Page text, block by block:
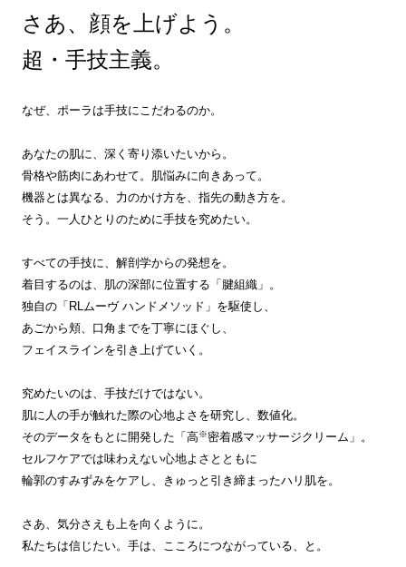
さあ、顔を上げよう。
超・手技主義。
なぜ、ポーラは手技にこだわるのか。
あなたの肌に、深く寄り添いたいから。
骨格や筋肉にあわせて。肌悩みに向きあって。
機器とは異なる、力のかけ方を、指先の動き方を。
そう。一人ひとりのために手技を究めたい。
すべての手技に、解剖学からの発想を。
着目するのは、肌の深部に位置する「腱組織」。
独自の「RLムーヴ ハンドメソッド」を駆使し、
あごから頬、口角までを丁寧にほぐし、
フェイスラインを引き上げていく。
究めたいのは、手技だけではない。
肌に人の手が触れた際の心地よさを研究し、数値化。
そのデータをもとに開発した「高※密着感マッサージクリーム」。
セルフケアでは味わえない心地よさとともに
輪郭のすみずみをケアし、きゅっと引き締まったハリ肌を。
さあ、気分さえも上を向くように。
私たちは信じたい。手は、こころにつながっている、と。